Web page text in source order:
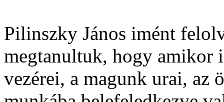
Pilinszky János imént
megtanultuk, hogy amikor
vezérei, a magunk urai, az